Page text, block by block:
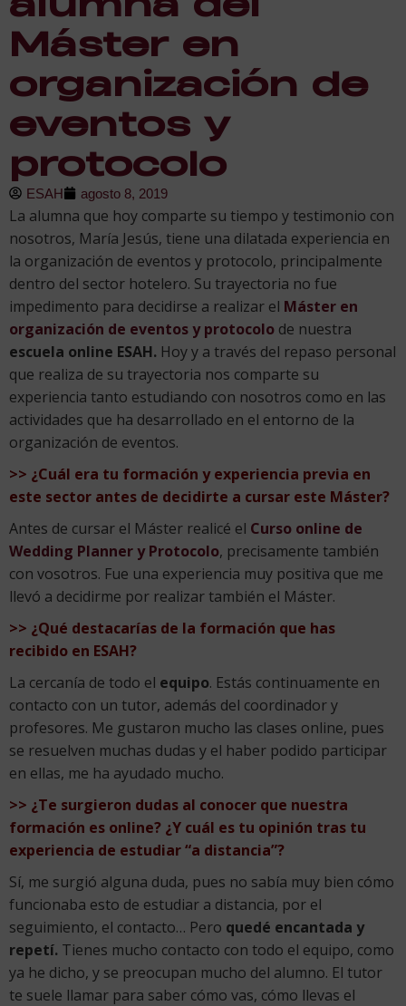
Máster en
organización de
eventos y
protocolo
ESAH agosto 8, 2019
La alumna que hoy comparte su tiempo y testimonio con
nosotros, María Jesús, tiene una dilatada experiencia en
la organización de eventos y protocolo, principalmente
dentro del sector hotelero. Su trayectoria no fue
impedimento para decidirse a realizar el Máster en
organización de eventos y protocolo de nuestra
escuela online ESAH. Hoy y a través del repaso personal
que realiza de su trayectoria nos comparte su
experiencia tanto estudiando con nosotros como en las
actividades que ha desarrollado en el entorno de la
organización de eventos.
>> ¿Cuál era tu formación y experiencia previa en
este sector antes de decidirte a cursar este Máster?
Antes de cursar el Máster realicé el Curso online de
Wedding Planner y Protocolo, precisamente también
con vosotros. Fue una experiencia muy positiva que me
llevó a decidirme por realizar también el Máster.
>> ¿Qué destacarías de la formación que has
recibido en ESAH?
La cercanía de todo el equipo. Estás continuamente en
contacto con un tutor, además del coordinador y
profesores. Me gustaron mucho las clases online, pues
se resuelven muchas dudas y el haber podido participar
en ellas, me ha ayudado mucho.
>> ¿Te surgieron dudas al conocer que nuestra
formación es online? ¿Y cuál es tu opinión tras tu
experiencia de estudiar “a distancia”?
Sí, me surgió alguna duda, pues no sabía muy bien cómo
funcionaba esto de estudiar a distancia, por el
seguimiento, el contacto… Pero quedé encantada y
repetí. Tienes mucho contacto con todo el equipo, como
ya he dicho, y se preocupan mucho del alumno. El tutor
te suele llamar para saber cómo vas, cómo llevas el